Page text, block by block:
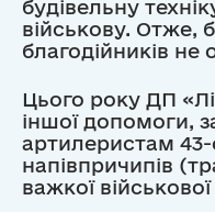
будівельну
військову. Отже,
благодійників не
Цього року ДП
іншої допомоги,
артилеристам 43-
напівпричипів
важкої військової